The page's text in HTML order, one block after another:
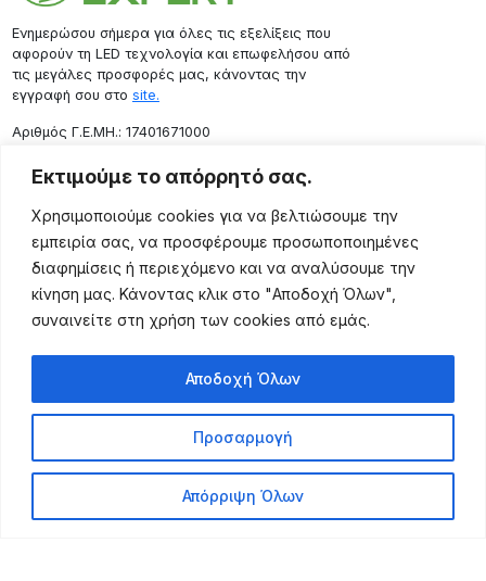
Εκτιμούμε το απόρρητό σας.
Χρησιμοποιούμε cookies για να βελτιώσουμε την
εμπειρία σας, να προσφέρουμε προσωποποιημένες
διαφημίσεις ή περιεχόμενο και να αναλύσουμε την
κίνηση μας. Κάνοντας κλικ στο "Αποδοχή Όλων",
συναινείτε στη χρήση των cookies από εμάς.
Προσαρμογή
Απόρριψη Όλων
Αποδοχή Όλων
Ενημερώσου σήμερα για όλες τις εξελίξεις που
αφορούν τη LED τεχνολογία και επωφελήσου από
τις μεγάλες προσφορές μας, κάνοντας την
εγγραφή σου στο site.
Aριθμός Γ.Ε.ΜΗ.: 17401671000
Επικοινωνία
Ρόδου 133, Αθήνα 10443
(+30) 211 725 5427
sales@lightingexpert.gr
Χρήσιμες Σελίδες
Προϊόντα
Τρόποι Αποστολής